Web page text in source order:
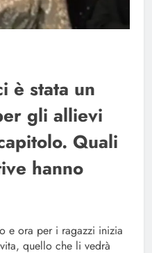
è stata un
gli allievi
Quali
hanno
e ora per i ragazzi inizia
quello che li vedrà